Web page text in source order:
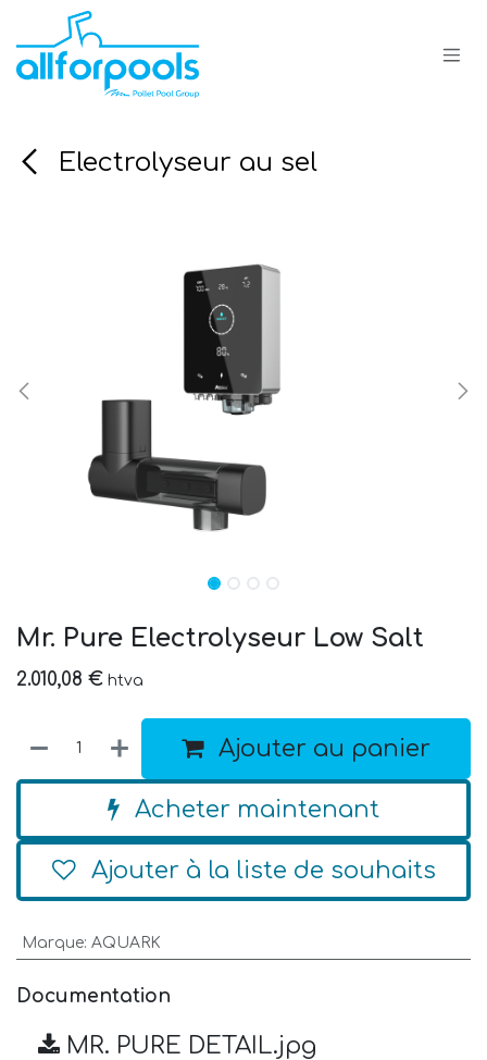
Se rendre au contenu
Electrolyseur au sel
Mr. Pure Electrolyseur Low Salt
2.010,08 € htva
Ajouter au panier
Acheter maintenant
Ajouter à la liste de souhaits
Marque: AQUARK
Documentation
MR. PURE DETAIL.jpg